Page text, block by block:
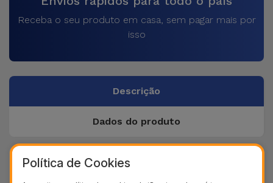
Receba o seu produto em casa, sem pagar mais por
isso
Descrição
Dados do produto
Política de Cookies